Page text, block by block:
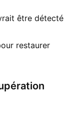
être détecté
restaurer